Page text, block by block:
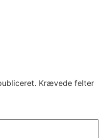
Krævede felter